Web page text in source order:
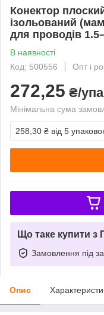
Конектор
ізольований
для проводів
В наявності
Код: 500556
Опт і
272,25 ₴/
Мінімальна сума
258,30 ₴ від 5
Що таке купити з
Замовлення під
Опис